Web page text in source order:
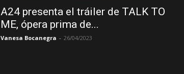
A24 presenta el tráiler de TALK TO
ME, ópera prima de...
Vanesa Bocanegra - 26/04/2023